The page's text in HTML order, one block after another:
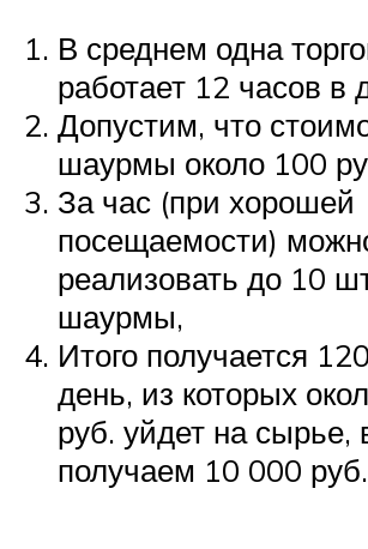
В среднем одна
работает 12 часов в
Допустим, что
шаурмы около 100
За час (при хорошей
посещаемости)
реализовать до 10
шаурмы,
Итого получается
день, из которых
руб. уйдет на сырье,
получаем 10 000